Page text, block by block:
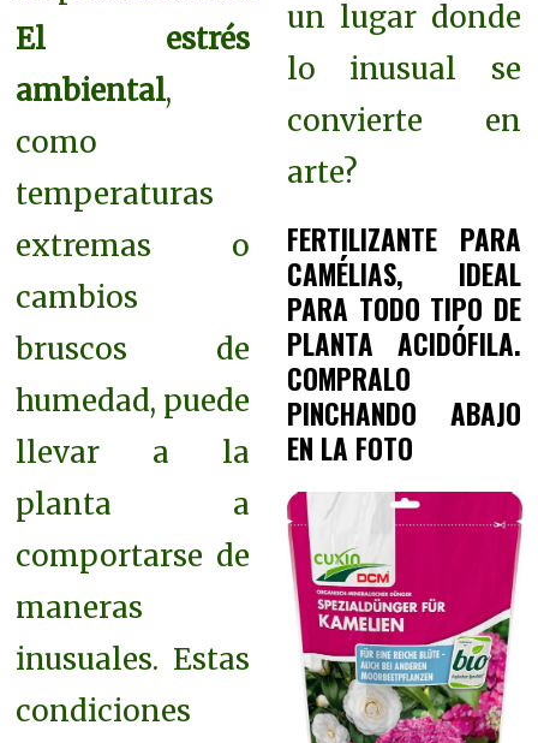
El estrés
ambiental,
como
temperaturas
extremas o
cambios
bruscos de
humedad, puede
llevar a la
planta a
comportarse de
maneras
inusuales. Estas
condiciones
un lugar donde
lo inusual se
convierte en
arte?
FERTILIZANTE PARA
CAMÉLIAS, IDEAL
PARA TODO TIPO DE
PLANTA ACIDÓFILA.
COMPRALO
PINCHANDO ABAJO
EN LA FOTO